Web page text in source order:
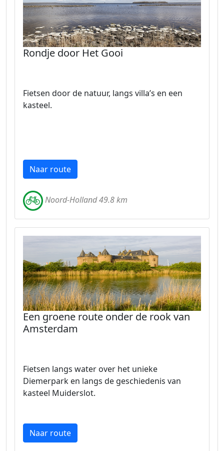
Rondje door Het Gooi
Fietsen door de natuur, langs villa’s en een
kasteel.
Naar route
Noord-Holland 49.8 km
Een groene route onder de rook van
Amsterdam
Fietsen langs water over het unieke
Diemerpark en langs de geschiedenis van
kasteel Muiderslot.
Naar route